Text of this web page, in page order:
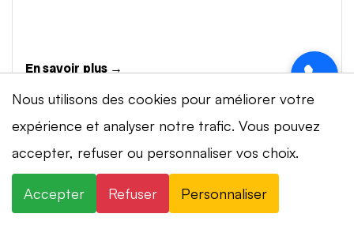
En savoir plus →
Vidéosurveillance à Mont-Tramelan
Installation de systèmes de vidéosurveillance à
{city} : caméras IP 4K, visionnage smartphone,
Nous utilisons des cookies pour améliorer votre
expérience et analyser notre trafic. Vous pouvez
accepter, refuser ou personnaliser vos choix.
Accepter Refuser Personnaliser
⚡ Intervention en 20 min· 24h/24 · 7j/7 ·
Devis gratuit